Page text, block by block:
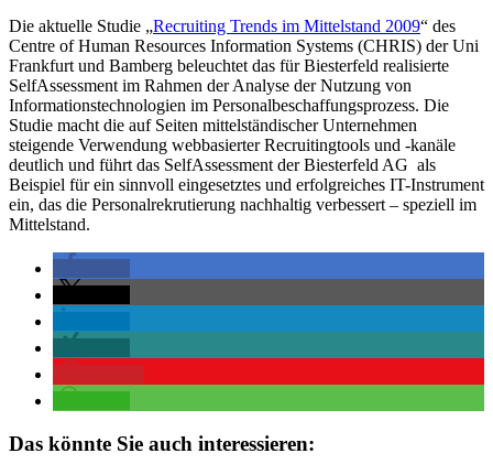
Die aktuelle Studie „Recruiting Trends im Mittelstand 2009“ des
Centre of Human Resources Information Systems (CHRIS) der Uni
Frankfurt und Bamberg beleuchtet das für Biesterfeld realisierte
SelfAssessment im Rahmen der Analyse der Nutzung von
Informationstechnologien im Personalbeschaffungsprozess. Die
Studie macht die auf Seiten mittelständischer Unternehmen
steigende Verwendung webbasierter Recruitingtools und -kanäle
deutlich und führt das SelfAssessment der Biesterfeld AG als
Beispiel für ein sinnvoll eingesetztes und erfolgreiches IT-Instrument
ein, das die Personalrekrutierung nachhaltig verbessert – speziell im
Mittelstand.
Das könnte Sie auch interessieren: